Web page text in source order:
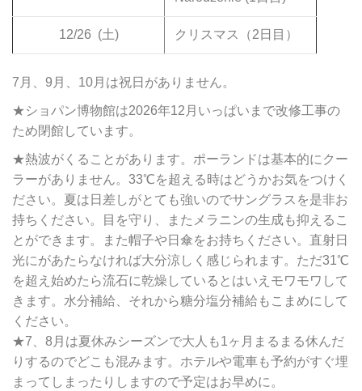
12/26 (土) クリスマス（2日目）
7月、9月、10月は祝日がありません。
★ショパン博物館は2026年12月いっぱいまで改修工事の
ため閉館しています。
★熱波がくることがあります。ポーランドは基本的にクー
ラーがありません。33℃を超える時はどうかお気をつけく
ださい。夏は日差しがとても強いのでサングラスを是非お
持ちください。目を守り、またメラニンの生成も抑えるこ
とができます。また帽子や日傘をお持ちください。直射日
光にがあたらなければ大分涼しく感じられます。ただ31℃
を超え始めたら流石に乾燥しているとはいえモワモワして
きます。水分補給、それから糖分塩分補給もこまめにして
ください。
★7、8月は夏休みシーズンで大人も1ヶ月まるまる休んだ
りするのでどこも混みます。ホテルや電車も予約がすぐ埋
まってしまったりしますので予定はお早めに。